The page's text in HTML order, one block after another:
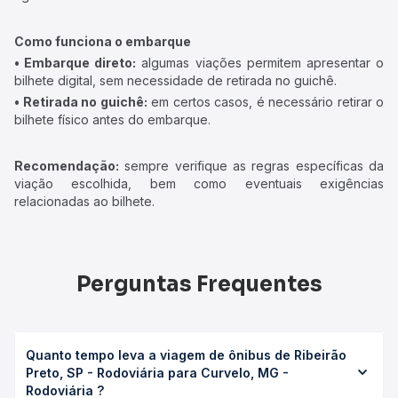
Como funciona o embarque
• Embarque direto: algumas viações permitem apresentar o
bilhete digital, sem necessidade de retirada no guichê.
• Retirada no guichê: em certos casos, é necessário retirar o
bilhete físico antes do embarque.
Recomendação: sempre verifique as regras específicas da
viação escolhida, bem como eventuais exigências
relacionadas ao bilhete.
Perguntas Frequentes
Quanto tempo leva a viagem de ônibus de Ribeirão
Preto, SP - Rodoviária para Curvelo, MG -
Rodoviária ?